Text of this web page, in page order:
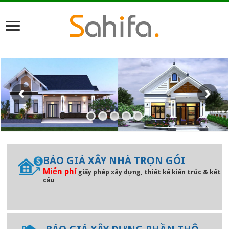
BÁO GIÁ XÂY NHÀ TRỌN GÓI
Miễn phí giấy phép xây dựng, thiết kế kiến trúc & kết
cấu